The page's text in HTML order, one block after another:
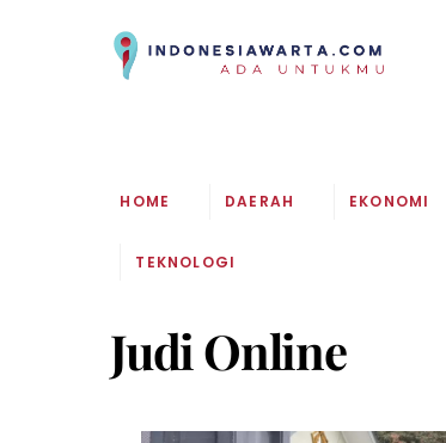
HOME DAERAH EKONOMI
TEKNOLOGI
Judi Online